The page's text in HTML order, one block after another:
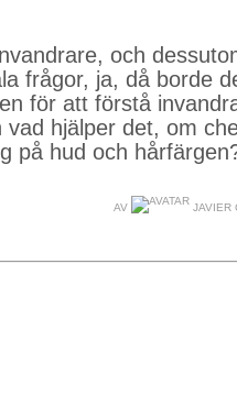
och
frågor, ja, då borde
för att förstå
hjälper det, om
på hud och
AV JAVIER